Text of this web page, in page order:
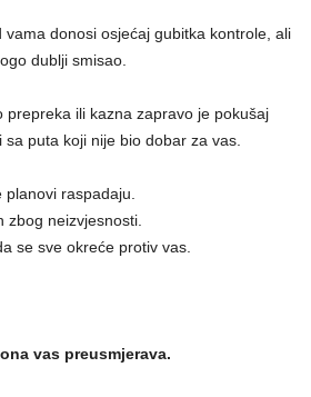
donosi osjećaj gubitka kontrole, ali
dublji smisao.
prepreka ili kazna zapravo je pokušaj
puta koji nije bio dobar za vas.
planovi raspadaju.
zbog neizvjesnosti.
se sve okreće protiv vas.
vas preusmjerava.